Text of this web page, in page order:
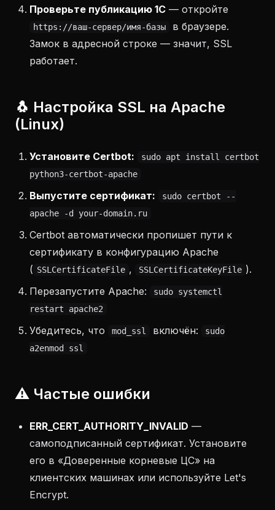
Проверьте публикацию 1С — откройте
https://ваш-сервер/имя-базы
в браузере.
Замок в адресной строке — значит, SSL
работает.
🐧 Настройка SSL на Apache
(Linux)
Установите Certbot:
sudo apt install certbot
python3-certbot-apache
Выпустите сертификат:
sudo certbot --
apache -d your-domain.ru
Certbot автоматически пропишет пути к
сертификату в конфигурацию Apache
( SSLCertificateFile , SSLCertificateKeyFile ).
Перезапустите Apache:
sudo systemctl
restart apache2
Убедитесь, что mod_ssl включён:
sudo
a2enmod ssl
⚠️ Частые ошибки
ERR_CERT_AUTHORITY_INVALID —
самоподписанный сертификат. Установите
его в «Доверенные корневые ЦС» на
клиентских машинах или используйте Let's
Encrypt.